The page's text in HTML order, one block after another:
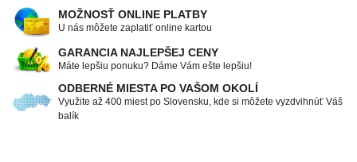
MOŽNOSŤ ONLINE PLATBY
U nás môžete zaplatiť online kartou
GARANCIA NAJLEPŠEJ CENY
Máte lepšiu ponuku? Dáme Vám ešte lepšiu!
ODBERNÉ MIESTA PO VAŠOM OKOLÍ
Využite až 400 miest po Slovensku, kde si môžete vyzdvihnúť Váš
balík